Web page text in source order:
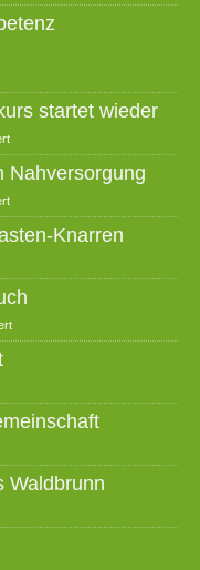
startet wieder
Nahversorgung
Knarren
Waldbrunn